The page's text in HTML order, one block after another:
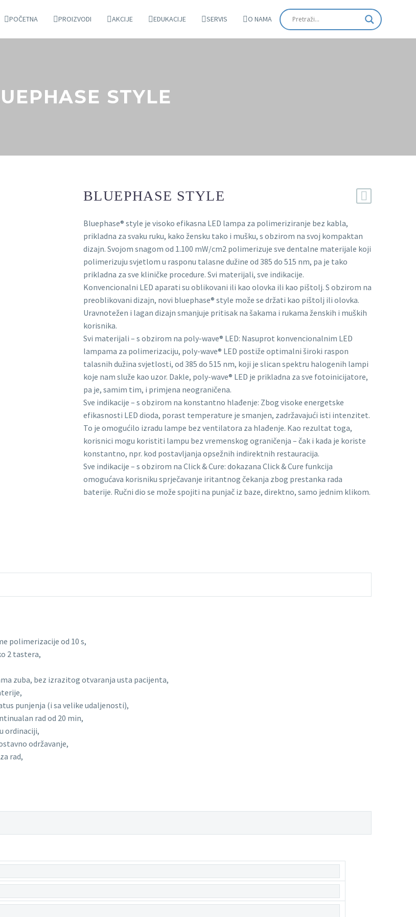
POČETNA PROIZVODI AKCIJE EDUKACIJE SERVIS O NAMA
STYLE
BLUEPHASE STYLE
Bluephase® style je visoko efikasna LED lampa za polimeriziranje bez kabla,
prikladna za svaku ruku, kako žensku tako i mušku, s obzirom na svoj kompaktan
dizajn. Svojom snagom od 1.100 mW/cm2 polimerizuje sve dentalne materijale koji
polimerizuju svjetlom u rasponu talasne dužine od 385 do 515 nm, pa je tako
prikladna za sve kliničke procedure. Svi materijali, sve indikacije.
Konvencionalni LED aparati su oblikovani ili kao olovka ili kao pištolj. S obzirom na
preoblikovani dizajn, novi bluephase® style može se držati kao pištolj ili olovka.
Uravnotežen i lagan dizajn smanjuje pritisak na šakama i rukama ženskih i muških
korisnika.
Svi materijali – s obzirom na poly-wave® LED: Nasuprot konvencionalnim LED
lampama za polimerizaciju, poly-wave® LED postiže optimalni široki raspon
talasnih dužina svjetlosti, od 385 do 515 nm, koji je slican spektru halogenih lampi
koje nam služe kao uzor. Dakle, poly-wave® LED je prikladna za sve fotoinicijatore,
pa je, samim tim, i primjena neograničena.
Sve indikacije – s obzirom na konstantno hlađenje: Zbog visoke energetske
efikasnosti LED dioda, porast temperature je smanjen, zadržavajući isti intenzitet.
To je omogućilo izradu lampe bez ventilatora za hlađenje. Kao rezultat toga,
korisnici mogu koristiti lampu bez vremenskog ograničenja – čak i kada je koriste
konstantno, npr. kod postavljanja opsežnih indirektnih restauracija.
Sve indikacije – s obzirom na Click & Cure: dokazana Click & Cure funkcija
omogućava korisniku sprječavanje iritantnog čekanja zbog prestanka rada
baterije. Ručni dio se može spojiti na punjač iz baze, direktno, samo jednim klikom.
polimerizacije od 10 s,
2 tastera,
zuba, bez izrazitog otvaranja usta pacijenta,
punjenja (i sa velike udaljenosti),
rad od 20 min,
ordinaciji,
održavanje,
rad,